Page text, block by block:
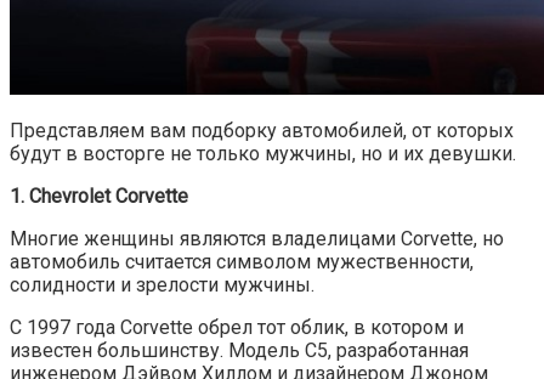
Представляем вам подборку автомобилей, от которых
будут в восторге не только мужчины, но и их девушки.
1. Chevrolet Corvette
Многие женщины являются владелицами Corvette, но
автомобиль считается символом мужественности,
солидности и зрелости мужчины.
С 1997 года Corvette обрел тот облик, в котором и
известен большинству. Модель С5, разработанная
инженером Дэйвом Хиллом и дизайнером Джоном